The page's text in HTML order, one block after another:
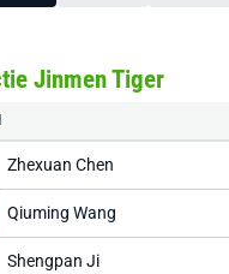
Jinmen Tiger
Zhexuan Chen
Qiuming Wang
Shengpan Ji